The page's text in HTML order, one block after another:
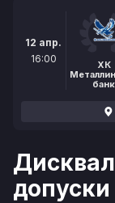
12 апр.
16:00
ХК
банк
допуски